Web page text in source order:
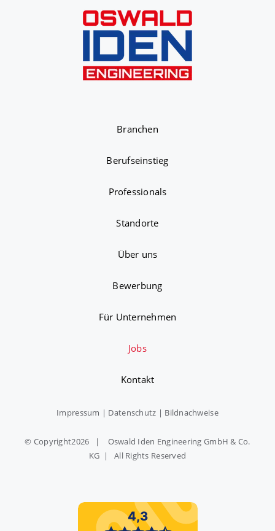
Branchen
Berufseinstieg
Professionals
Standorte
Über uns
Bewerbung
Für Unternehmen
Jobs
Kontakt
Impressum | Datenschutz | Bildnachweise
© Copyright2026 | Oswald Iden Engineering GmbH & Co.
KG | All Rights Reserved